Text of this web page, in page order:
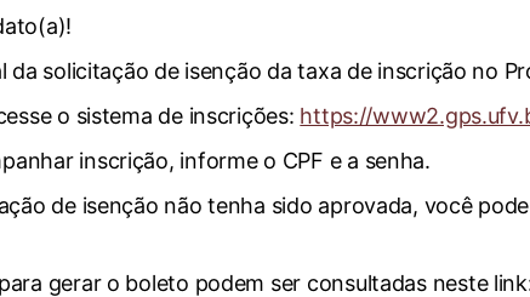
da solicitação de isenção da taxa de inscrição no
o sistema de inscrições: https://
inscrição, informe o CPF e a senha.
de isenção não tenha sido aprovada, você
gerar o boleto podem ser consultadas neste